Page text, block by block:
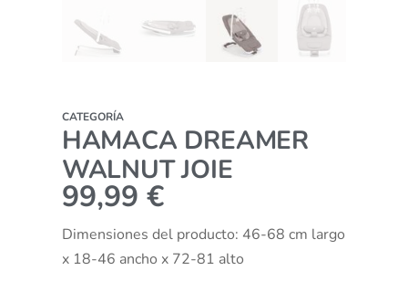
CATEGORÍA
HAMACA DREAMER
WALNUT JOIE
99,99 €
Dimensiones del producto: 46-68 cm largo
x 18-46 ancho x 72-81 alto